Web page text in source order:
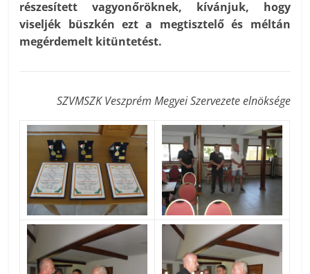
részesített vagyonőröknek, kívánjuk, hogy
viseljék büszkén ezt a megtisztelő és méltán
megérdemelt kitüntetést.
SZVMSZK Veszprém Megyei Szervezete elnöksége